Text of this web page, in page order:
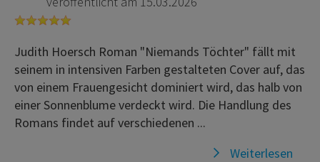
Judith Hoersch Roman "Niemands Töchter" fällt mit
seinem in intensiven Farben gestalteten Cover auf, das
von einem Frauengesicht dominiert wird, das halb von
einer Sonnenblume verdeckt wird. Die Handlung des
Romans findet auf verschiedenen ...
Weiterlesen